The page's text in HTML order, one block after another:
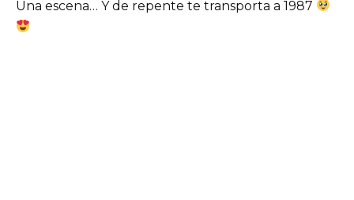
Una escena… Y de repente te transporta a 1987